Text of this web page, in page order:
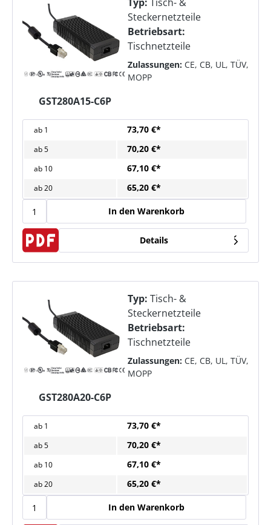
GST280A15-C6P
Steckernetzteile
Betriebsart:
Tischnetzteile
Zulassungen: CE, CB, UL, TÜV,
MOPP
ab 1 73,70 €*
ab5 70,20 €*
ab 10 67,10 €*
ab20 65,20 €*
In den Warenkorb
Details
GST280A20-C6P
Typ: Tisch- &
Steckernetzteile
Betriebsart:
Tischnetzteile
Zulassungen: CE, CB, UL, TÜV,
MOPP
ab 1 73,70 €*
ab5 70,20 €*
ab 10 67,10 €*
ab20 65,20 €*
In den Warenkorb